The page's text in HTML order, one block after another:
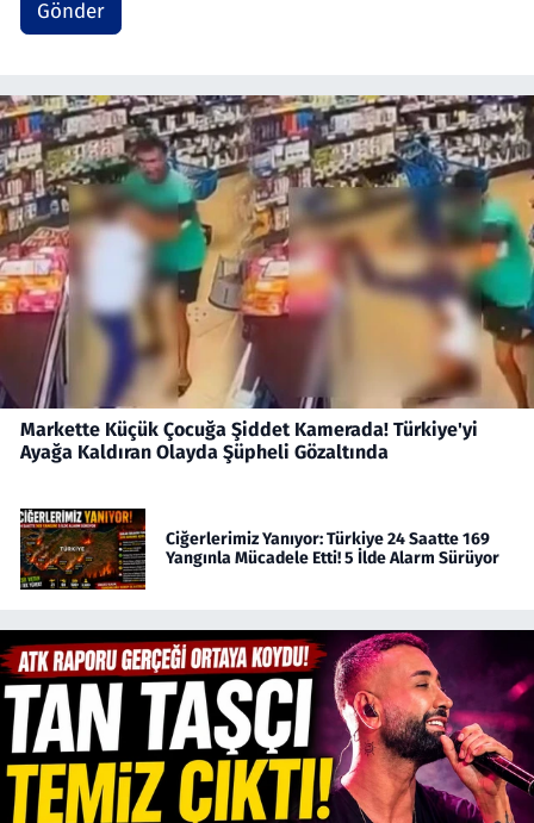
Gönder
Markette Küçük Çocuğa Şiddet Kamerada! Türkiye'yi
Ayağa Kaldıran Olayda Şüpheli Gözaltında
Ciğerlerimiz Yanıyor: Türkiye 24 Saatte 169
Yangınla Mücadele Etti! 5 İlde Alarm Sürüyor